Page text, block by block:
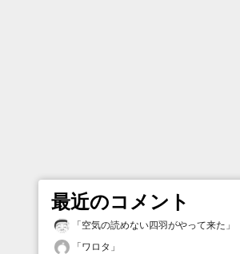
最近のコメント
「空気の読めない四羽がやって来た 」
「ワロタ 」